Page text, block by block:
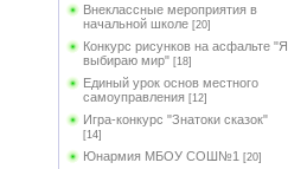
Внеклассные мероприятия в
начальной школе [20]
Конкурс рисунков на асфальте "Я
выбираю мир" [18]
Единый урок основ местного
самоуправления [12]
Игра-конкурс "Знатоки сказок"
[14]
Юнармия МБОУ СОШ№1 [20]